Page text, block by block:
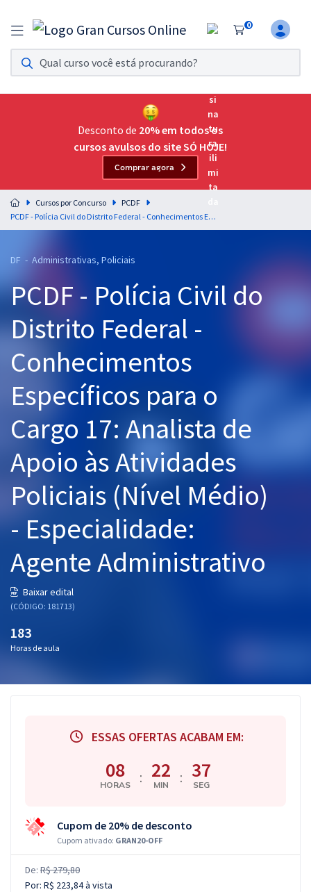
0
Assinatura Ilimitada 11
Acesso a todos os cursos. Teste grátis por 7 dias!
Assinatura OAB Até Passar
Acesso ilimitado a toda preparação para o Exame da
Residências Multiprofissionais
Preparação completa e intensiva para as principais
residências em saúde do Brasil
Cursos 20% OFF
Pós
Graduação
OAB
Questões grátis
Aprovados
Atendimento
Desconto de 20% em todos os
cursos avulsos do site SÓ HOJE!
Comprar agora
Cursos por Concurso
PCDF
PCDF - Polícia Civil do Distrito Federal - Conhecimentos Específicos para o Cargo 17: Analista de Apoio às Atividades Policiais (Nível Médio) - Especialidade: Agente Administrativo
DF - Administrativas, Policiais
PCDF - Polícia Civil do
Distrito Federal -
Conhecimentos
Específicos para o
Cargo 17: Analista de
Apoio às Atividades
Policiais (Nível Médio)
- Especialidade:
Agente Administrativo
Baixar edital
(CÓDIGO: 181713)
183
Horas de aula
ESSAS OFERTAS ACABAM EM:
08
HORAS : 22
MIN : 36
SEG
Cupom de 20% de desconto
Cupom ativado: GRAN20-OFF
De: R$ 279,80
Por: R$ 223,84à vista